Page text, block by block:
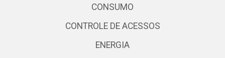
CONSUMO
CONTROLE DE ACESSOS
ENERGIA